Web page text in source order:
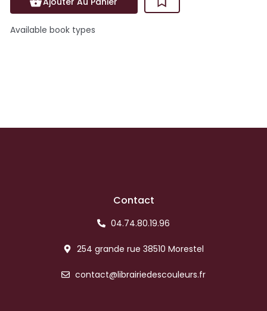
Available book types
Contact
04.74.80.19.96
254 grande rue 38510 Morestel
contact@librairiedescouleurs.fr